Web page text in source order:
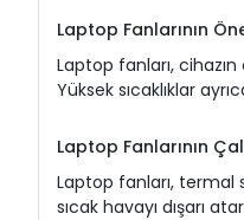
Laptop Fanlarının
Laptop fanları, cihazın
Yüksek sıcaklıklar
Laptop Fanlarının
Laptop fanları, termal
sıcak havayı dışarı